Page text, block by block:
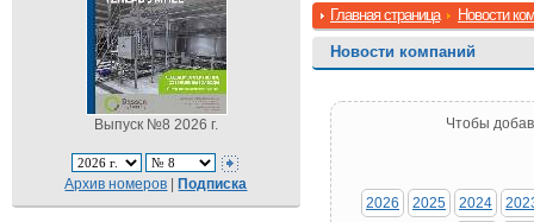
Выпуск №8 2026 г.
Архив номеров |Подписка
Главная страница Новости
Новости компаний
Чтобы
2026 2025 2024